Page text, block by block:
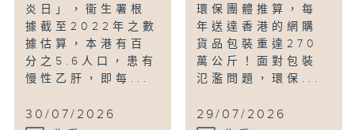
炎日」，衞生署根
據截至2022年之數
據估算，本港有百
分之5.6人口，患有
慢性乙肝，即每...
30/07/2026
環保團體推算，每
年送達香港的網購
貨品包裝重達270
萬公斤！面對包裝
氾濫問題，環保...
29/07/2026